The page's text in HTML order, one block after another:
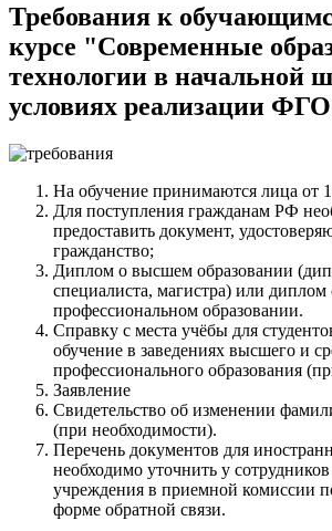
Требования к
курсе "Современные
технологии в начальной
условиях реализации
На обучение принимаются лица от
Для поступления гражданам РФ
предоставить документ,
гражданство;
Диплом о высшем образовании
специалиста, магистра) или диплом
профессиональном образовании.
Справку с места учёбы для
обучение в заведениях высшего и
профессионального образования
Заявление
Свидетельство об изменении
(при необходимости).
Перечень документов для
необходимо уточнить у сотрудников
учреждения в приемной комиссии
форме обратной связи.